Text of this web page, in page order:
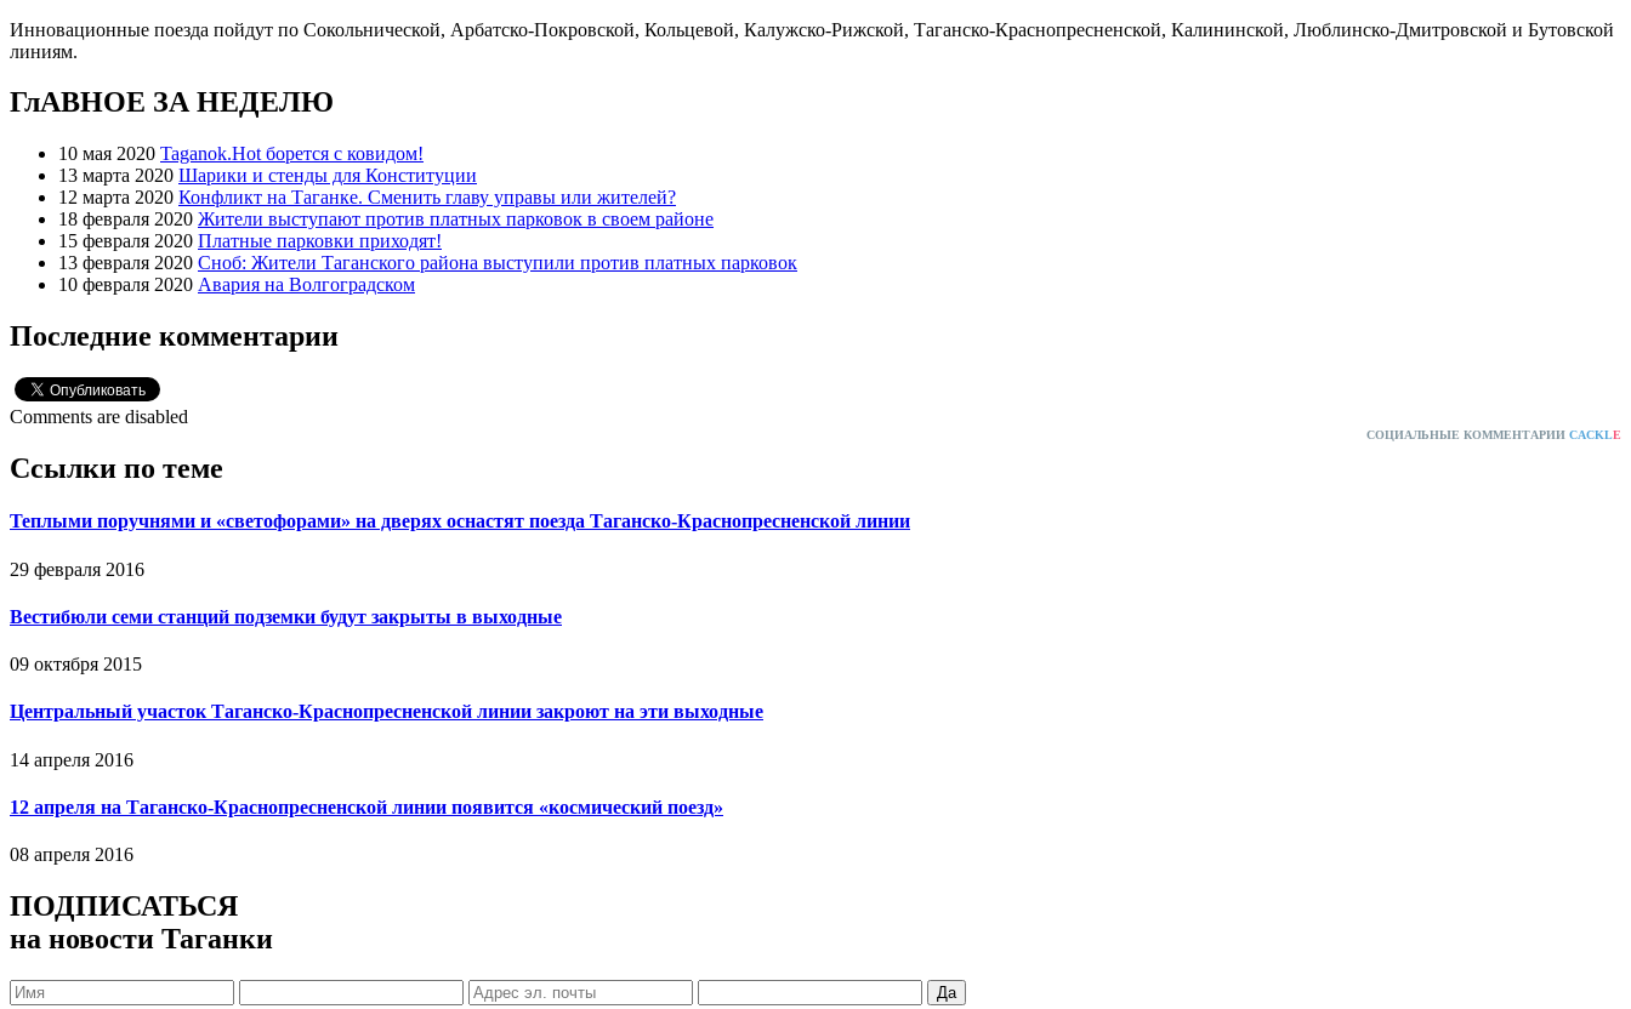
Инновационные поезда пойдут по Сокольнической, Арбатско-Покровской, Кольцевой, Калужско-Рижской, Таганско-Краснопресненской, Калининской, Люблинско-Дмитровской и Бутовской
линиям.
ГлАВНОЕ ЗА НЕДЕЛЮ
10 мая 2020 Taganok.Hot борется с ковидом!
13 марта 2020 Шарики и стенды для Конституции
12 марта 2020 Конфликт на Таганке. Сменить главу управы или жителей?
18 февраля 2020 Жители выступают против платных парковок в своем районе
15 февраля 2020 Платные парковки приходят!
13 февраля 2020 Сноб: Жители Таганского района выступили против платных парковок
10 февраля 2020 Авария на Волгоградском
Последние комментарии
Comments are disabled
СОЦИАЛЬНЫЕ КОММЕНТАРИИ CACKLE
Ссылки по теме
Теплыми поручнями и «светофорами» на дверях оснастят поезда Таганско-Краснопресненской линии
29 февраля 2016
Вестибюли семи станций подземки будут закрыты в выходные
09 октября 2015
Центральный участок Таганско-Краснопресненской линии закроют на эти выходные
14 апреля 2016
12 апреля на Таганско-Краснопресненской линии появится «космический поезд»
08 апреля 2016
ПОДПИСАТЬСЯ
на новости Таганки